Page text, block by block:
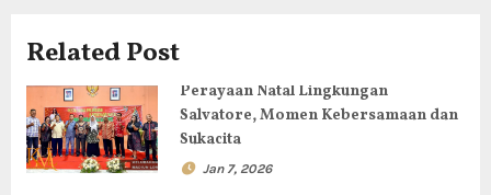
o
s
Related Post
Perayaan Natal Lingkungan
Salvatore, Momen Kebersamaan dan
Sukacita
Jan 7, 2026